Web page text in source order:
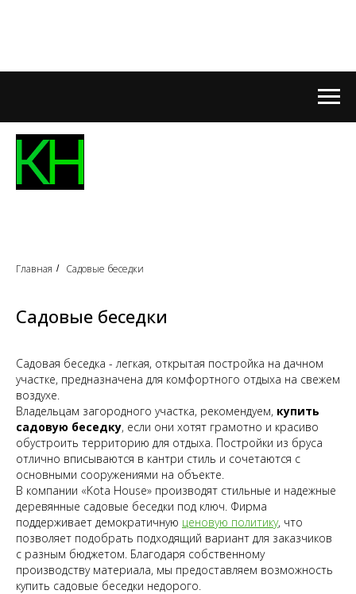
Главная / Садовые беседки
Садовые беседки
Садовая беседка - легкая, открытая постройка на дачном
участке, предназначена для комфортного отдыха на свежем
воздухе.
Владельцам загородного участка, рекомендуем, купить
садовую беседку, если они хотят грамотно и красиво
обустроить территорию для отдыха. Постройки из бруса
отлично вписываются в кантри стиль и сочетаются с
основными сооружениями на объекте.
В компании «Kota House» производят стильные и надежные
деревянные садовые беседки под ключ. Фирма
поддерживает демократичную ценовую политику, что
позволяет подобрать подходящий вариант для заказчиков
с разным бюджетом. Благодаря собственному
производству материала, мы предоставляем возможность
купить садовые беседки недорого.